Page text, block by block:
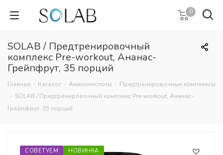
0
SOLAB / Предтренировочный
комплекс Pre-workout, Ананас-
Грейпфрут, 35 порций
Главная - Каталог - Аминокислоты - Предтренировочные комплексы
- SOLAB / Предтренировочный комплекс Pre-workout, Ананас-
Грейпфрут, 35 порций
СОВЕТУЕМ НОВИНКА